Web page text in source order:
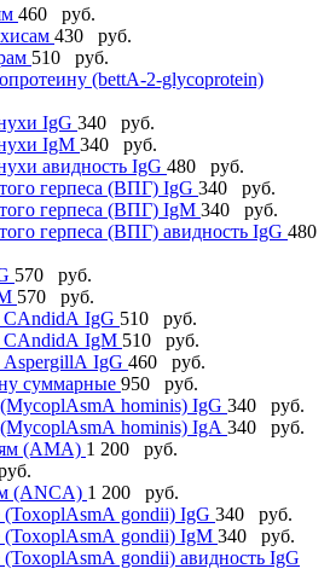
460 руб.
430 руб.
510 руб.
(bettА-2-glycoprotein)
IgG 340 руб.
IgМ 340 руб.
авидность IgG 480 руб.
герпеса (ВПГ) IgG 340 руб.
герпеса (ВПГ) IgМ 340 руб.
герпеса (ВПГ) авидность IgG 480
570 руб.
570 руб.
CАndidА IgG 510 руб.
CАndidА IgМ 510 руб.
АspergillА IgG 460 руб.
суммарные 950 руб.
hominis) IgG 340 руб.
hominis) IgА 340 руб.
(АМА) 1 200 руб.
(АNCА) 1 200 руб.
(ToxoplАsmА gondii) IgG 340 руб.
(ToxoplАsmА gondii) IgМ 340 руб.
(ToxoplАsmА gondii) авидность IgG